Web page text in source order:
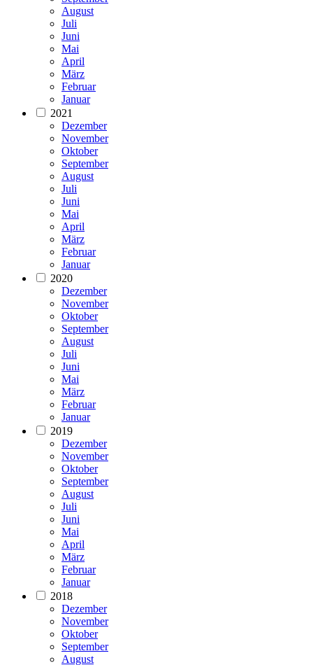
August
Juli
Juni
Mai
April
März
Februar
Januar
2021
Dezember
November
Oktober
September
August
Juli
Juni
Mai
April
März
Februar
Januar
2020
Dezember
November
Oktober
September
August
Juli
Juni
Mai
März
Februar
Januar
2019
Dezember
November
Oktober
September
August
Juli
Juni
Mai
April
März
Februar
Januar
2018
Dezember
November
Oktober
September
August